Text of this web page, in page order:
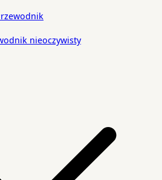
nieoczywisty